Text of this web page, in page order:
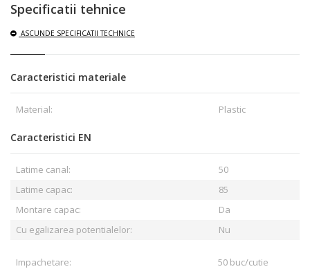
Specificatii tehnice
ASCUNDE SPECIFICATII TECHNICE
Caracteristici materiale
Material: Plastic
Caracteristici EN
Latime canal:
50
Latime capac:
85
Montare capac:
Da
Cu egalizarea potentialelor:
Nu
Impachetare: 50 buc/cutie